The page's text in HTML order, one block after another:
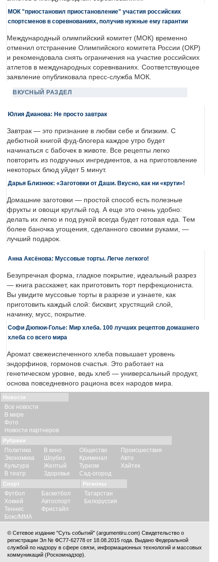
МОК "приостановил приостановление" участия российских
спортсменов в соревнованиях, получив нужные ему гарантии
Международный олимпийский комитет (МОК) временно
отменил отстранение Олимпийского комитета России (ОКР)
и рекомендовала снять ограничения на участие российских
атлетов в международных соревнваниях. Соответствующее
заявление опубликовала пресс-служба МОК.
ВКУСНЫЙ РАЗДЕЛ
Юлия Дианова: Не просто завтрак
Завтрак — это признание в любви себе и близким. С
дебютной книгой фуд-блогера каждое утро будет
начинаться с бабочек в животе. Все рецепты легко
повторить из подручных ингредиентов, а на приготовление
некоторых блюд уйдет 5 минут.
Дарья Близнюк: «Заготовки от Даши. Вкусно, как ни «крути»!
Домашние заготовки — простой способ есть полезные
фрукты и овощи круглый год. А еще это очень удобно:
делать их легко и под рукой всегда будет готовая еда. Тем
более баночка угощения, сделанного своими руками, —
лучший подарок.
Анна Аксёнова: Муссовые торты. Легче легкого!
Безупречная форма, гладкое покрытие, идеальный разрез
— книга расскажет, как приготовить торт перфекциониста.
Вы увидите муссовые торты в разрезе и узнаете, как
приготовить каждый слой: бисквит, хрустящий слой,
начинку, мусс, покрытие.
Софи Дюпюи-Голье: Мир хлеба. 100 лучших рецептов домашнего
хлеба со всего мира
Аромат свежеиспеченного хлеба повышает уровень
эндорфинов, гормонов счастья. Это работает на
генетическом уровне, ведь хлеб — универсальный продукт,
основа повседневного рациона всех народов мира.
Новости
Все новости
В мире
Фото
Новости партнеров
Рубрики
Политика
Экономика
Культура
В театр
В кино
Шоубиз
Желтый
Здоровье
Общество
Криминал
Туризм
Сад-огород
Происшествия
Авто
Хайтек
Спорт
Футбол
Хоккей
Теннис
Бокс/ММА
Баскетбол
Автоспорт
Фристайл
Регионы
Татарстан
Белоруссия
© Сетевое издание "Суть событий" (argumentiru.com) Свидетельство о
регистрации Эл № ФС77-62778 от 18.08.2015 года. Выдано Федеральной
службой по надзору в сфере связи, информационных технологий и массовых
коммуникаций (Роскомнадзор).